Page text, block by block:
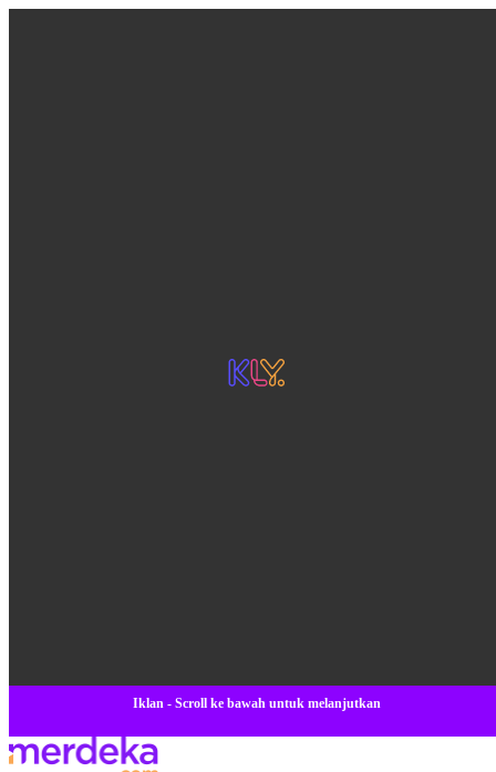
Iklan - Scroll ke bawah untuk melanjutkan